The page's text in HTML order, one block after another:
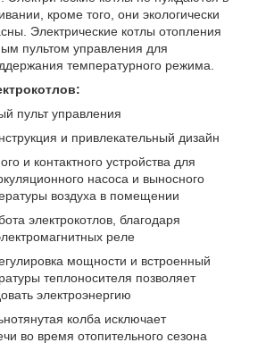
кроме того, они экологически
Электрические котлы отопления
пультом управления для
температурного режима.
пульт управления
и привлекательный дизайн
и контактного устройства для
насоса и выносного
воздуха в помещении
электрокотлов, благодаря
реле
мощности и встроенный
теплоносителя позволяет
электроэнергию
колба исключает
во время отопительного сезона